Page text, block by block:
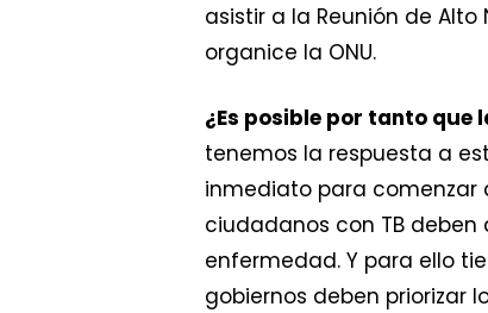
asistir a la Reunión de
organice la ONU.
¿Es posible por tanto que
tenemos la respuesta a
inmediato para comenzar
ciudadanos con TB
enfermedad. Y para ello
gobiernos deben priorizar